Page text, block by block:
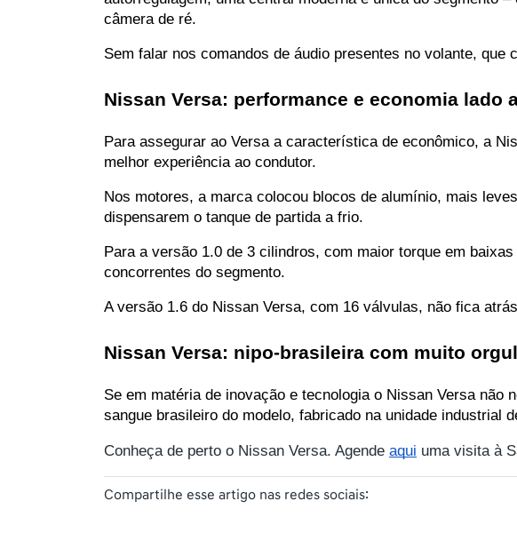
câmera de ré.
Sem falar nos comandos de áudio presentes no volante, que
Nissan Versa: performance e economia lado
Para assegurar ao Versa a característica de econômico, a
melhor experiência ao condutor.
Nos motores, a marca colocou blocos de alumínio, mais
dispensarem o tanque de partida a frio.
Para a versão 1.0 de 3 cilindros, com maior torque em
concorrentes do segmento.
A versão 1.6 do Nissan Versa, com 16 válvulas, não fica
Nissan Versa: nipo-brasileira com muito
Se em matéria de inovação e tecnologia o Nissan Versa
sangue brasileiro do modelo, fabricado na unidade industrial
Conheça de perto o Nissan Versa. Agende aqui uma visita à
Compartilhe esse artigo nas redes sociais: